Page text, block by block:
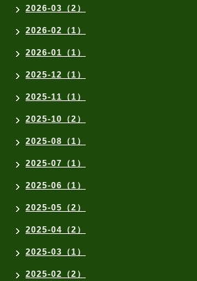
2026-03（2）
2026-02（1）
2026-01（1）
2025-12（1）
2025-11（1）
2025-10（2）
2025-08（1）
2025-07（1）
2025-06（1）
2025-05（2）
2025-04（2）
2025-03（1）
2025-02（2）